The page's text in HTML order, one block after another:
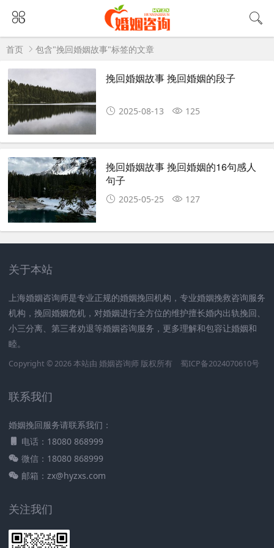
首页 包含"挽回婚姻故事"标签的文章
挽回婚姻故事 挽回婚姻的段子
2025-08-13 125
挽回婚姻故事 挽回婚姻的16句感人
句子
2025-05-25 127
关于本站
上海婚姻咨询师是专业正规的婚姻挽回机构，专业婚姻挽救咨询服务
机构，挽回婚姻危机，对婚姻进行全方位的维护擅长婚内出轨挽回、
小三分离、第三者劝退等婚姻咨询服务，更多理解和包容让婚姻和
睦。
Copyright © 2026 本站由 婚姻咨询师 版权所有 蜀ICP备2024070610号
联系我们
婚姻挽回服务请联系我们：
电话：18080 868999
微信：18080 868999
邮箱：zx@hyzxs.com
关注我们